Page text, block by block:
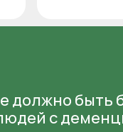
должно быть
с